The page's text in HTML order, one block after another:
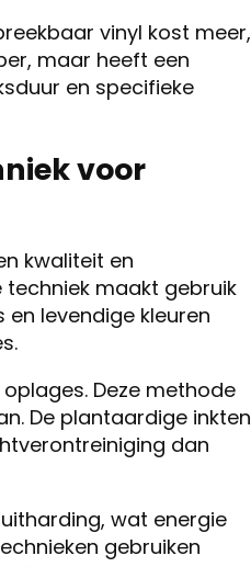
vinyl kost meer,
maar heeft een
en specifieke
voor
kwaliteit en
techniek maakt gebruik
levendige kleuren
Deze methode
De plantaardige inkten
dan
wat energie
gebruiken